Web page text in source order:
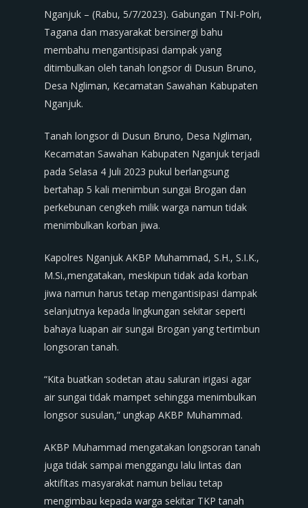
Nganjuk – (Rabu, 5/7/2023). Gabungan TNI-Polri,
Tagana dan masyarakat bersinergi bahu
membahu mengantisipasi dampak yang
ditimbulkan oleh tanah longsor di Dusun Bruno,
Desa Ngliman, Kecamatan Sawahan Kabupaten
Nganjuk.
Tanah longsor di Dusun Bruno, Desa Ngliman,
Kecamatan Sawahan Kabupaten Nganjuk terjadi
pada Selasa 4 Juli 2023 pukul berlangsung
bertahap 5 kali menimbun sungai Brogan dan
perkebunan cengkeh milik warga namun tidak
menimbulkan korban jiwa.
Kapolres Nganjuk AKBP Muhammad, S.H., S.I.K.,
M.Si.,mengatakan, meskipun tidak ada korban
jiwa namun harus tetap mengantisipasi dampak
selanjutnya kepada lingkungan sekitar seperti
bahaya luapan air sungai Brogan yang tertimbun
longsoran tanah.
“Kita buatkan sodetan atau saluran irigasi agar
air sungai tidak mampet sehingga menimbulkan
longsor susulan,” ungkap AKBP Muhammad.
AKBP Muhammad mengatakan longsoran tanah
juga tidak sampai menggangu lalu lintas dan
aktifitas masyarakat namun beliau tetap
mengimbau kepada warga sekitar TKP tanah